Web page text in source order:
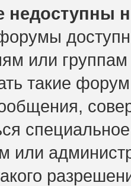
недоступны
или
такие
или